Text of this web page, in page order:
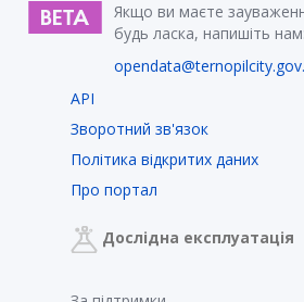
Якщо ви маєте
будь ласка, напишіть нам:
API
Зворотний зв'язок
Політика відкритих даних
Про портал
Дослідна експлуатація